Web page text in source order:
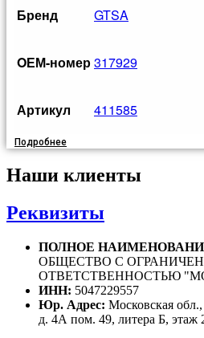
Бренд GTSA
OЕМ-номер317929
Артикул 411585
Подробнее
Наши клиенты
Реквизиты
ПОЛНОЕ
ОБЩЕСТВО С
ОТВЕТСТВЕННОСТЬЮ
ИНН: 5047229557
Юр. Адрес: Московская
д. 4А пом. 49, литера Б, этаж